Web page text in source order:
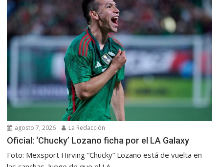
agosto 7, 2026 La Redacción
Oficial: ‘Chucky’ Lozano ficha por el LA Galaxy
Foto: Mexsport Hirving “Chucky” Lozano está de vuelta en